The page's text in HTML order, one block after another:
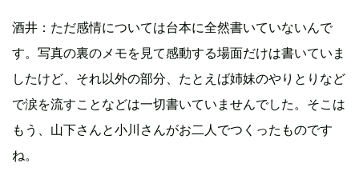
酒井：ただ感情については台本に全然書いていないんで
す。写真の裏のメモを見て感動する場面だけは書いていま
したけど、それ以外の部分、たとえば姉妹のやりとりなど
で涙を流すことなどは一切書いていませんでした。そこは
もう、山下さんと小川さんがお二人でつくったものです
ね。